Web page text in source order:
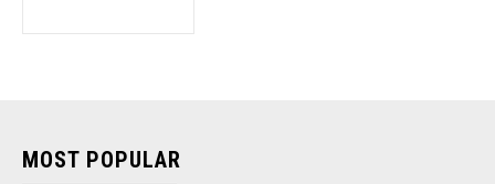
MOST POPULAR